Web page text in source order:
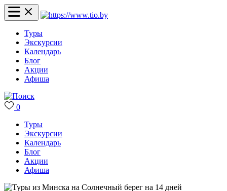
Туры
Экскурсии
Календарь
Блог
Акции
Афиша
0
Туры
Экскурсии
Календарь
Блог
Акции
Афиша